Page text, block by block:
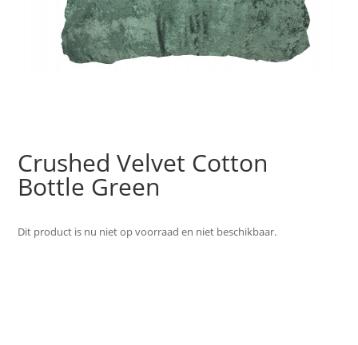
Crushed Velvet Cotton
Bottle Green
Dit product is nu niet op voorraad en niet beschikbaar.